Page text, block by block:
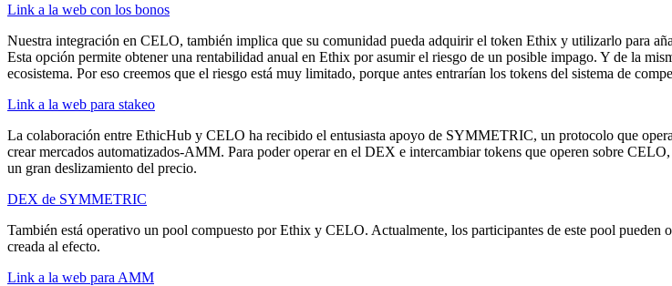
Link a la web con los bonos
Nuestra integración en CELO, también implica que su comunidad pueda adquirir el token Ethix y utilizarlo para
Esta opción permite obtener una rentabilidad anual en Ethix por asumir el riesgo de un posible impago. Y de la
ecosistema. Por eso creemos que el riesgo está muy limitado, porque antes entrarían los tokens del sistema de
Link a la web para stakeo
La colaboración entre EthicHub y CELO ha recibido el entusiasta apoyo de SYMMETRIC, un protocolo que
crear mercados automatizados-AMM. Para poder operar en el DEX e intercambiar tokens que operen sobre
un gran deslizamiento del precio.
DEX de SYMMETRIC
También está operativo un pool compuesto por Ethix y CELO. Actualmente, los participantes de este pool
creada al efecto.
Link a la web para AMM